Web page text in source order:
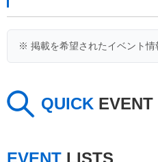
※ 掲載を希望されたイベント情
QUICK EVENT
EVENT LISTS